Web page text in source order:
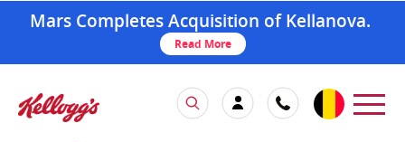
Mars Completes Acquisition of Kellanova.
Read More